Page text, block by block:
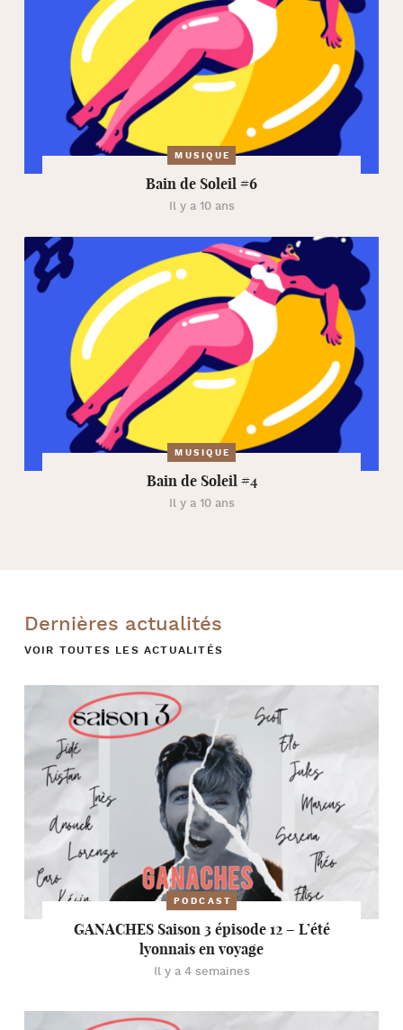
MUSIQUE
Bain de Soleil #6
Il y a 10 ans
MUSIQUE
Bain de Soleil #4
Il y a 10 ans
Dernières actualités
VOIR TOUTES LES ACTUALITÉS
PODCAST
GANACHES Saison 3 épisode 12 – L’été
lyonnais en voyage
Il y a 4 semaines